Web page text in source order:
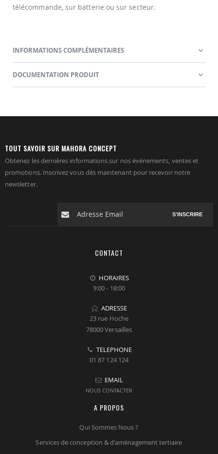
télécommande, sur batterie ou sur secteur.
INFORMATIONS COMPLÉMENTAIRES
DOCUMENTATION PRODUIT
TOUT SAVOIR SUR MAHORA CONCEPT
Obtenez les dernières informations sur nos événements, ventes et
promotions. Inscrivez vous dés maintenant pour recevoir notre
newsletter.
S'INSCRIRE
CONTACT
HORAIRES
9:00 - 18:00
ADRESSE
23 rue Hoche
78000 Versailles
TELEPHONE
01 87 124 124
EMAIL
NOUS CONTACTER
A PROPOS
Qui Sommes Nous ?
Services de conception & d'aménagement tertiaire